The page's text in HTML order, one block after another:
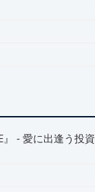
』 ‐ 愛に出逢う投